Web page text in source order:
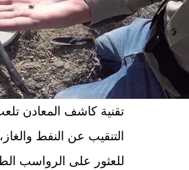
تقنية كاشف المعادن
التنقيب عن النفط
للعثور على الرواسب